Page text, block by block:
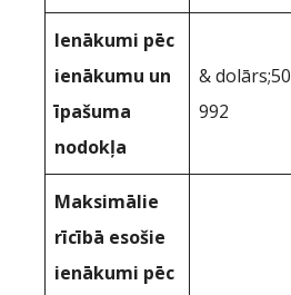
Ienākumi pēc
ienākumu un
īpašuma
nodokļa
& dolārs;50
992
Maksimālie
rīcībā esošie
ienākumi pēc